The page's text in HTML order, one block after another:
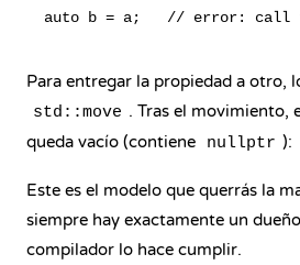
Para entregar la propiedad a otro,
std::move . Tras el movimiento,
queda vacío (contiene
nullptr ):
Este es el modelo que querrás la
siempre hay exactamente un
compilador lo hace cumplir.